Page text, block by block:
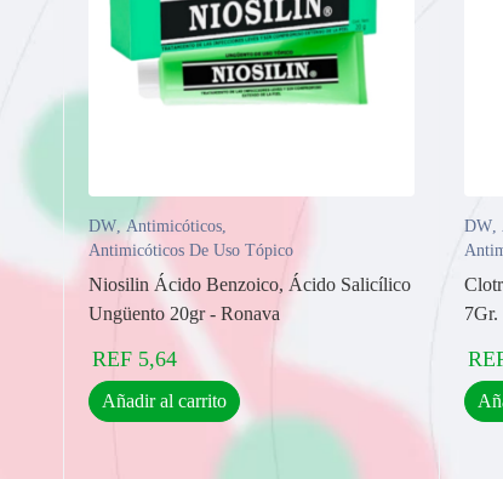
DW,Antimicóticos,
Antimicóticos De Uso Tópico
Niosilin Ácido Benzoico, Ácido Salicílico
Ungüento 20gr - Ronava
REF 5,64
Añadir al carrito
DW,